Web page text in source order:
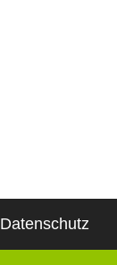
Datenschutz